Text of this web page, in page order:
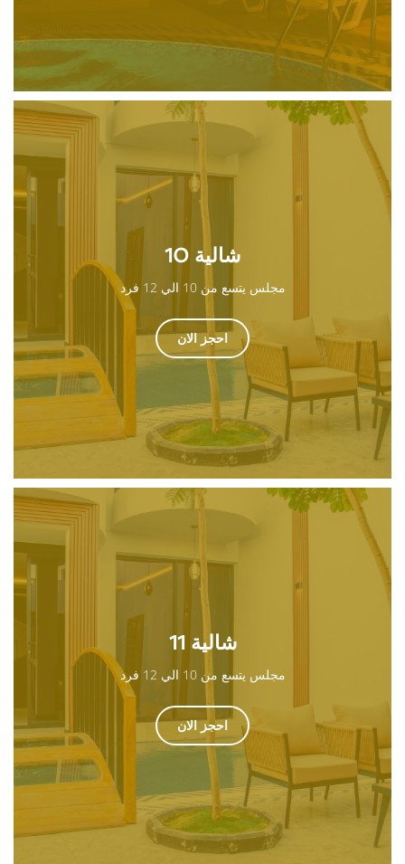
شالية 10
مجلس يتسع من 10 الي 12 فرد
احجز الان
شالية 11
مجلس يتسع من 10 الي 12 فرد
احجز الان